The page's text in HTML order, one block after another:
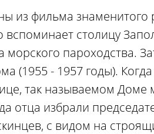
из фильма
столицу
пароходства.
(1955 - 1957 годы).
так называемом Доме
отца избрали
с видом на